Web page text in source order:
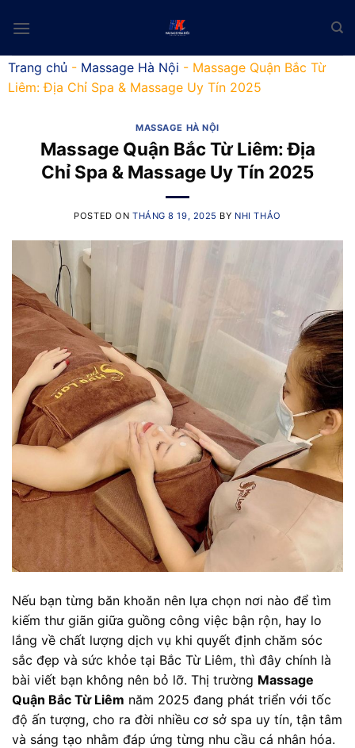
Trang chủ - Massage Hà Nội - Massage Quận Bắc Từ
Liêm: Địa Chỉ Spa & Massage Uy Tín 2025
MASSAGE HÀ NỘI
Massage Quận Bắc Từ Liêm: Địa
Chỉ Spa & Massage Uy Tín 2025
POSTED ON THÁNG 8 19, 2025 BY NHI THẢO
Nếu bạn từng băn khoăn nên lựa chọn nơi nào để tìm
kiếm thư giãn giữa guồng công việc bận rộn, hay lo
lắng về chất lượng dịch vụ khi quyết định chăm sóc
sắc đẹp và sức khỏe tại Bắc Từ Liêm, thì đây chính là
bài viết bạn không nên bỏ lỡ. Thị trường Massage
Quận Bắc Từ Liêm năm 2025 đang phát triển với tốc
độ ấn tượng, cho ra đời nhiều cơ sở spa uy tín, tận tâm
và sáng tạo nhằm đáp ứng từng nhu cầu cá nhân hóa.